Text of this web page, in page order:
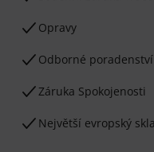
Opravy
Odborné poradenství
Záruka Spokojenosti
Největší evropský